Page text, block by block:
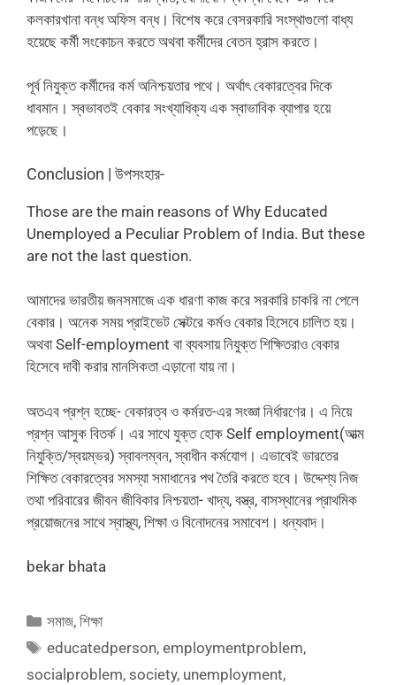
কলকারখানা বন্ধ অফিস বন্ধ। বিশেষ করে বেসরকারি সংস্থাগুলো বাধ্য
হয়েছে কর্মী সংকোচন করতে অথবা কর্মীদের বেতন হ্রাস করতে।
পূর্ব নিযুক্ত কর্মীদের কর্ম অনিশ্চয়তার পথে। অর্থাৎ বেকারত্বের দিকে
ধাবমান। স্বভাবতই বেকার সংখ্যাধিক্য এক স্বাভাবিক ব্যাপার হয়ে
পড়েছে।
Conclusion | উপসংহার-
Those are the main reasons of Why Educated
Unemployed a Peculiar Problem of India. But these
are not the last question.
আমাদের ভারতীয় জনসমাজে এক ধারণা কাজ করে সরকারি চাকরি না পেলে
বেকার। অনেক সময় প্রাইভেট সেক্টরে কর্মও বেকার হিসেবে চালিত হয়।
অথবা Self-employment বা ব্যবসায় নিযুক্ত শিক্ষিতরাও বেকার
হিসেবে দাবী করার মানসিকতা এড়ানো যায় না।
অতএব প্রশ্ন হচ্ছে- বেকারত্ব ও কর্মরত-এর সংজ্ঞা নির্ধারণের। এ নিয়ে
প্রশ্ন আসুক বিতর্ক। এর সাথে যুক্ত হোক Self employment(আত্ম
নিযুক্তি/স্বয়ম্ভর) স্বাবলম্বন, স্বাধীন কর্মযোগ। এভাবেই ভারতের
শিক্ষিত বেকারত্বের সমস্যা সমাধানের পথ তৈরি করতে হবে। উদ্দেশ্য নিজ
তথা পরিবারের জীবন জীবিকার নিশ্চয়তা- খাদ্য, বস্ত্র, বাসস্থানের প্রাথমিক
প্রয়োজনের সাথে স্বাস্থ্য, শিক্ষা ও বিনোদনের সমাবেশ। ধন্যবাদ।
bekar bhata
Categories
সমাজ,শিক্ষা
Tags
educatedperson,employmentproblem,
socialproblem, society, unemployment,